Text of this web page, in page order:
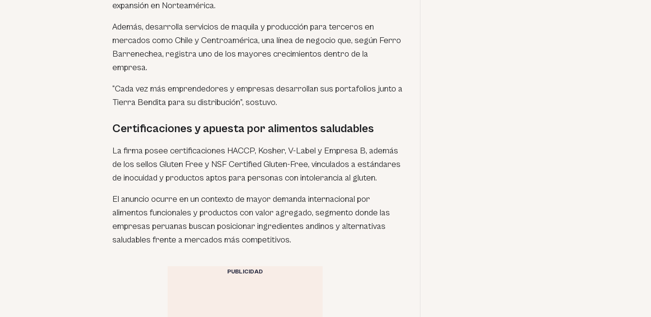
expansión en Norteamérica.
Además, desarrolla servicios de maquila y producción para terceros en
mercados como Chile y Centroamérica, una línea de negocio que, según Ferro
Barrenechea, registra uno de los mayores crecimientos dentro de la
empresa.
“Cada vez más emprendedores y empresas desarrollan sus portafolios junto a
Tierra Bendita para su distribución”, sostuvo.
Certificaciones y apuesta por alimentos saludables
La firma posee certificaciones HACCP, Kosher, V-Label y Empresa B, además
de los sellos Gluten Free y NSF Certified Gluten-Free, vinculados a estándares
de inocuidad y productos aptos para personas con intolerancia al gluten.
El anuncio ocurre en un contexto de mayor demanda internacional por
alimentos funcionales y productos con valor agregado, segmento donde las
empresas peruanas buscan posicionar ingredientes andinos y alternativas
saludables frente a mercados más competitivos.
PUBLICIDAD